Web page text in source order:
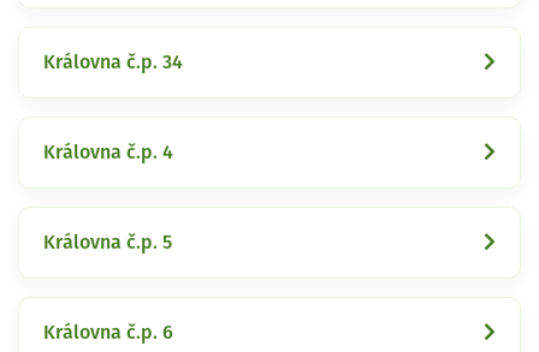
Královna č.p. 34
Královna č.p. 4
Královna č.p. 5
Královna č.p. 6